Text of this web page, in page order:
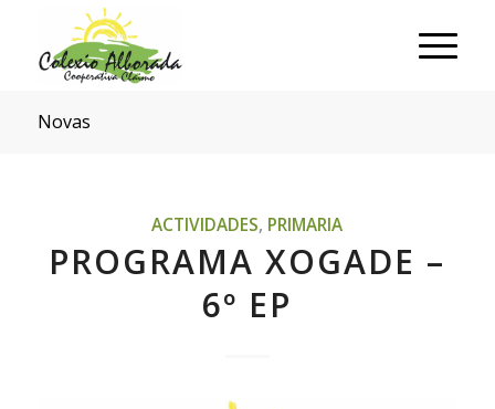
Novas
ACTIVIDADES, PRIMARIA
PROGRAMA XOGADE –
6º EP